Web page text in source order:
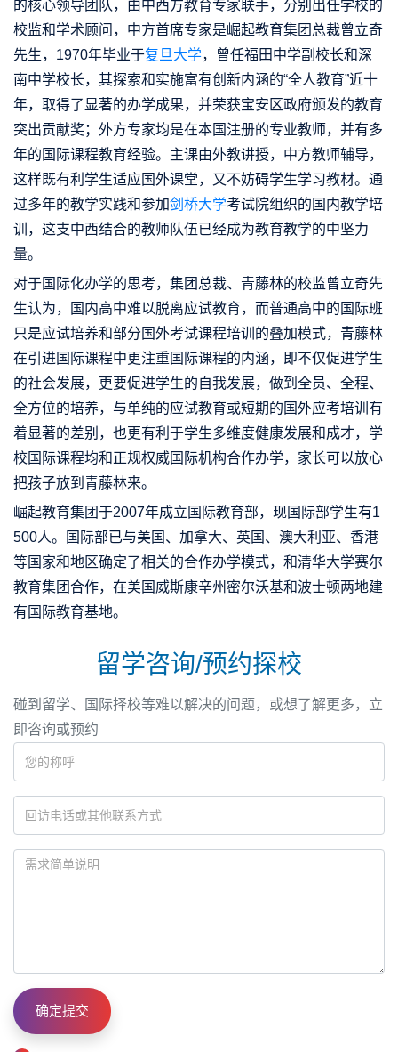
的核心领导团队，由中西方教育专家联手，分别出任学校的
校监和学术顾问，中方首席专家是崛起教育集团总裁曾立奇
先生，1970年毕业于复旦大学，曾任福田中学副校长和深
南中学校长，其探索和实施富有创新内涵的“全人教育”近十
年，取得了显著的办学成果，并荣获宝安区政府颁发的教育
突出贡献奖；外方专家均是在本国注册的专业教师，并有多
年的国际课程教育经验。主课由外教讲授，中方教师辅导，
这样既有利学生适应国外课堂，又不妨碍学生学习教材。通
过多年的教学实践和参加剑桥大学考试院组织的国内教学培
训，这支中西结合的教师队伍已经成为教育教学的中坚力
量。
对于国际化办学的思考，集团总裁、青藤林的校监曾立奇先
生认为，国内高中难以脱离应试教育，而普通高中的国际班
只是应试培养和部分国外考试课程培训的叠加模式，青藤林
在引进国际课程中更注重国际课程的内涵，即不仅促进学生
的社会发展，更要促进学生的自我发展，做到全员、全程、
全方位的培养，与单纯的应试教育或短期的国外应考培训有
着显著的差别，也更有利于学生多维度健康发展和成才，学
校国际课程均和正规权威国际机构合作办学，家长可以放心
把孩子放到青藤林来。
崛起教育集团于2007年成立国际教育部，现国际部学生有1
500人。国际部已与美国、加拿大、英国、澳大利亚、香港
等国家和地区确定了相关的合作办学模式，和清华大学赛尔
教育集团合作，在美国威斯康辛州密尔沃基和波士顿两地建
有国际教育基地。
留学咨询/预约探校
碰到留学、国际择校等难以解决的问题，或想了解更多，立
即咨询或预约